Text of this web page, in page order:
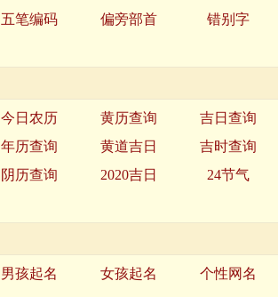
五笔编码 偏旁部首
错别字
今日农历 黄历查询
吉日查询
年历查询 黄道吉日
吉时查询
阴历查询 2020吉日
24节气
男孩起名 女孩起名
个性网名